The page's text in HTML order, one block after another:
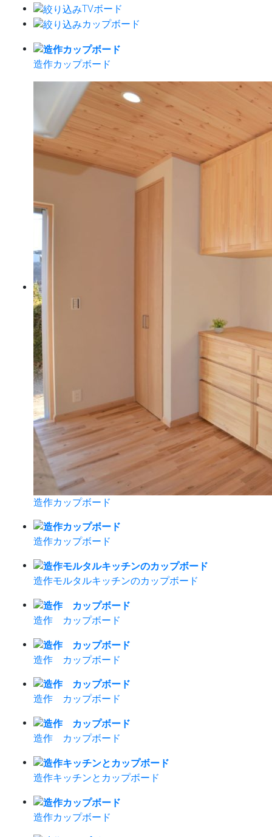
TVボード
カップボード
造作カップボード
造作カップボード
造作カップボード
造作モルタルキッチンのカップボード
造作 カップボード
造作 カップボード
造作 カップボード
造作 カップボード
造作キッチンとカップボード
造作カップボード